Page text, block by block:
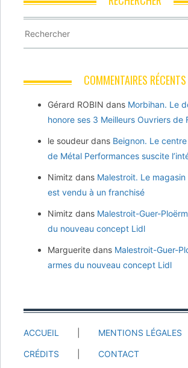
COMMENTAIRES RÉCENTS
Gérard ROBIN dans Morbihan. Le
honore ses 3 Meilleurs Ouvriers de
le soudeur dans Beignon. Le
de Métal Performances suscite
Nimitz dans Malestroit. Le
est vendu à un franchisé
Nimitz dans Malestroit-Guer-
du nouveau concept Lidl
Marguerite dans Malestroit-Guer-
armes du nouveau concept Lidl
ACCUEIL MENTIONS LÉGALES
CRÉDITS CONTACT